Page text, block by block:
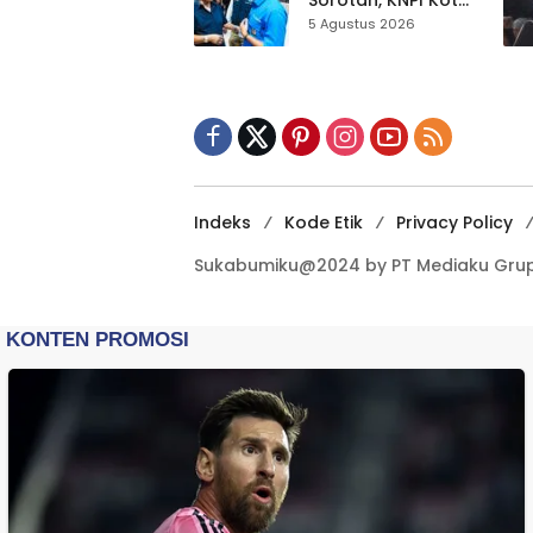
Sukabumi Ajak
5 Agustus 2026
Indeks Kode Etik Privacy Policy
Sukabumiku@2024 by PT Mediaku